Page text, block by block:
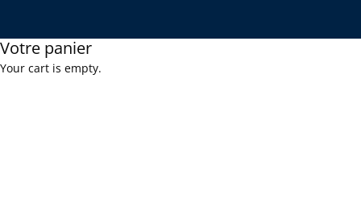
Votre panier
Your cart is empty.